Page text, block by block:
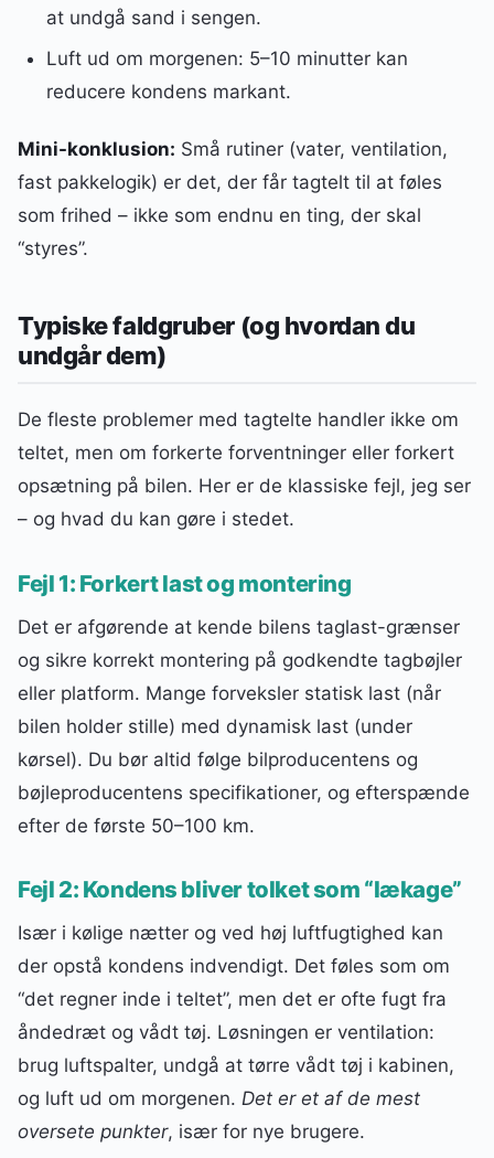
at undgå sand i sengen.
Luft ud om morgenen: 5–10 minutter kan
reducere kondens markant.
Mini-konklusion: Små rutiner (vater, ventilation,
fast pakkelogik) er det, der får tagtelt til at føles
som frihed – ikke som endnu en ting, der skal
“styres”.
Typiske faldgruber (og hvordan du
undgår dem)
De fleste problemer med tagtelte handler ikke om
teltet, men om forkerte forventninger eller forkert
opsætning på bilen. Her er de klassiske fejl, jeg ser
– og hvad du kan gøre i stedet.
Fejl 1: Forkert last og montering
Det er afgørende at kende bilens taglast-grænser
og sikre korrekt montering på godkendte tagbøjler
eller platform. Mange forveksler statisk last (når
bilen holder stille) med dynamisk last (under
kørsel). Du bør altid følge bilproducentens og
bøjleproducentens specifikationer, og efterspænde
efter de første 50–100 km.
Fejl 2: Kondens bliver tolket som “lækage”
Især i kølige nætter og ved høj luftfugtighed kan
der opstå kondens indvendigt. Det føles som om
“det regner inde i teltet”, men det er ofte fugt fra
åndedræt og vådt tøj. Løsningen er ventilation:
brug luftspalter, undgå at tørre vådt tøj i kabinen,
og luft ud om morgenen. Det er et af de mest
oversete punkter, især for nye brugere.